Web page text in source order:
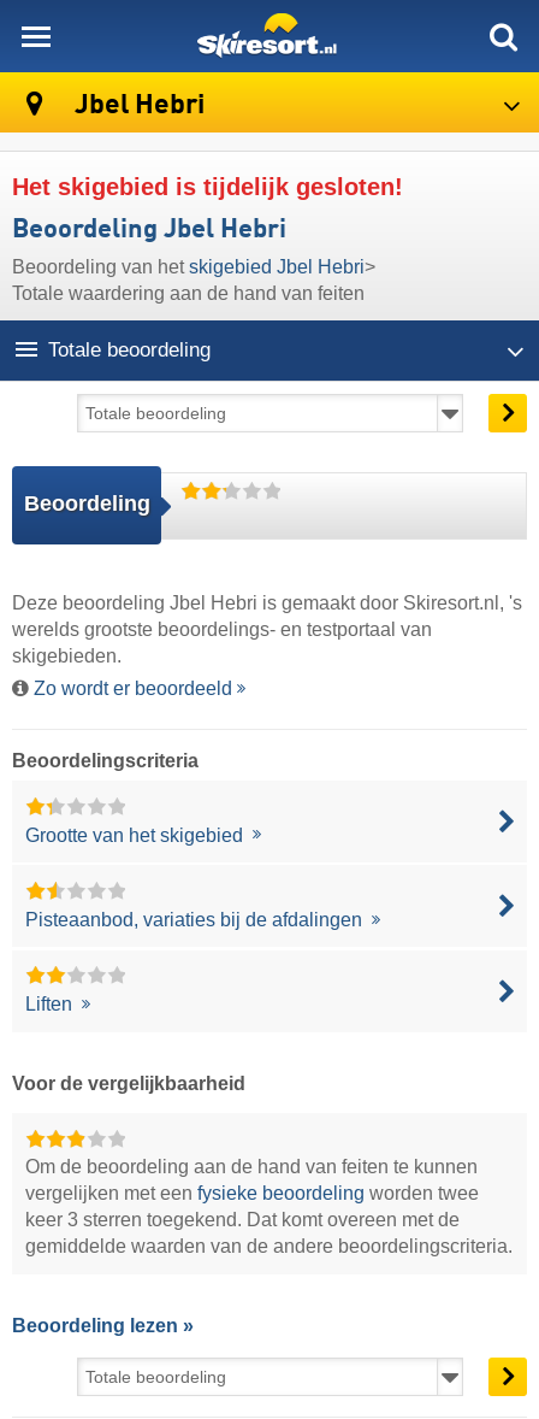
Jbel Hebri
Het skigebied is tijdelijk gesloten!
Beoordeling Jbel Hebri
Beoordeling van hetskigebied Jbel Hebri>
Totale waardering aan de hand van feiten
Totale beoordeling
Beoordeling
Deze beoordeling Jbel Hebri is gemaakt door Skiresort.nl , 's
werelds grootste beoordelings- en testportaal van
skigebieden.
Zo wordt er beoordeeld
Beoordelingscriteria
Grootte van het skigebied
Pisteaanbod, variaties bij de afdalingen
Liften
Voor de vergelijkbaarheid
Om de beoordeling aan de hand van feiten te kunnen
vergelijken met eenfysieke beoordeling worden twee
keer 3 sterren toegekend. Dat komt overeen met de
gemiddelde waarden van de andere beoordelingscriteria.
Beoordeling lezen »